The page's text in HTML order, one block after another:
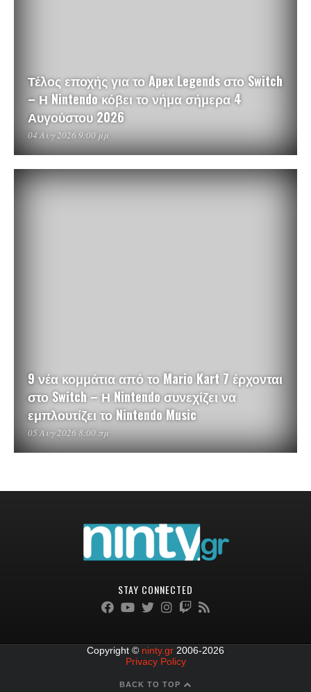
Τέλος εποχής για το Apex Legends στο Switch
– Η Nintendo κόβει το νήμα σήμερα 4
Αυγούστου 2026
04 Αυγ 2026 9:00 μμ
9 νέα κομμάτια από το Mario Kart 7 έρχονται
στο Switch – Η Nintendo συνεχίζει να
εμπλουτίζει το Nintendo Music
05 Αυγ 2026 8:00 πμ
STAY CONNECTED
Copyright © ninty.gr 2006-2026
Privacy Policy
BACK TO TOP